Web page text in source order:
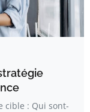
cible : Qui sont-